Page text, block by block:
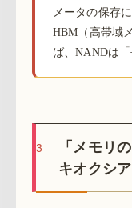
メータの保存
HBM（高帯域
ば、NANDは「
3
「メモリ
キオクシ